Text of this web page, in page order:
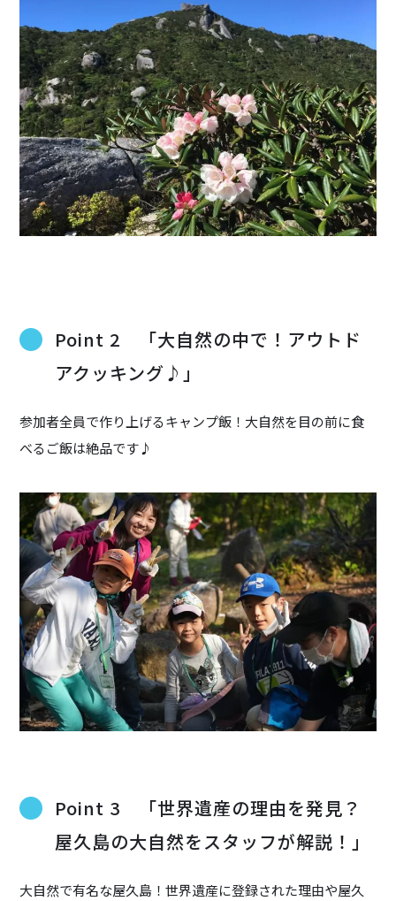
Point 2 「大自然の中で！アウトド
アクッキング♪」
参加者全員で作り上げるキャンプ飯！大自然を目の前に食
べるご飯は絶品です♪
Point 3 「世界遺産の理由を発見？
屋久島の大自然をスタッフが解説！」
大自然で有名な屋久島！世界遺産に登録された理由や屋久